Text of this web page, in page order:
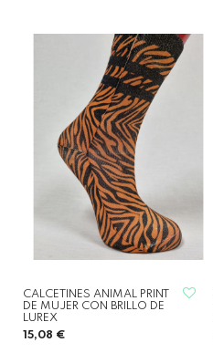
CALCETINES ANIMAL PRINT
DE MUJER CON BRILLO DE
LUREX
15,08 €